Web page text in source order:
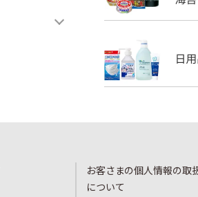
お客さまの個人情報の取
について